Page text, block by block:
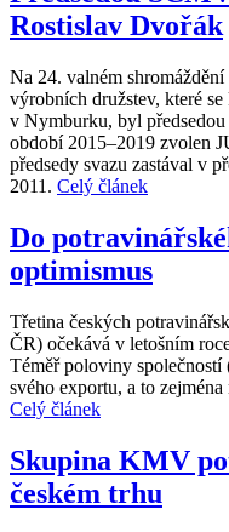
Rostislav Dvořák
Na 24. valném
výrobních družstev, které
v Nymburku, byl
období 2015–2019 zvolen
předsedy svazu zastával v
2011. Celý článek
Do
optimismus
Třetina českých
ČR) očekává v letošním
Téměř poloviny
svého exportu, a to
Celý článek
Skupina KMV
českém trhu